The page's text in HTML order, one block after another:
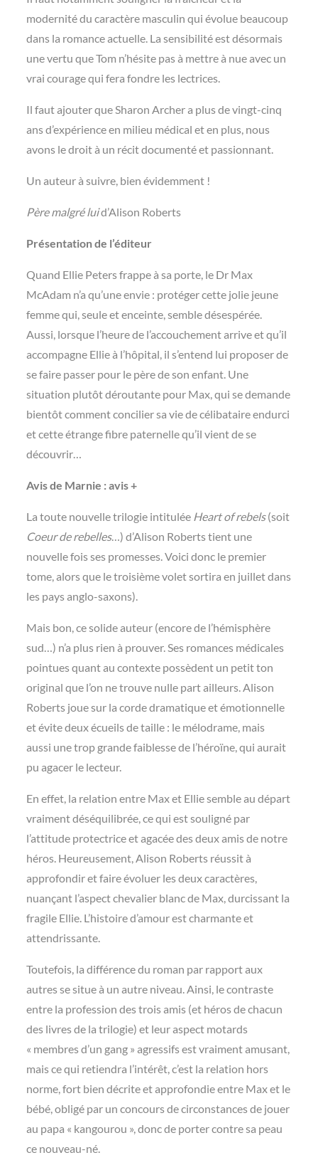
modernité du caractère masculin qui évolue beaucoup
dans la romance actuelle. La sensibilité est désormais
une vertu que Tom n’hésite pas à mettre à nue avec un
vrai courage qui fera fondre les lectrices.
Il faut ajouter que Sharon Archer a plus de vingt-cinq
ans d’expérience en milieu médical et en plus, nous
avons le droit à un récit documenté et passionnant.
Un auteur à suivre, bien évidemment !
Père malgré luid’Alison Roberts
Présentation de l’éditeur
Quand Ellie Peters frappe à sa porte, le Dr Max
McAdam n’a qu’une envie : protéger cette jolie jeune
femme qui, seule et enceinte, semble désespérée.
Aussi, lorsque l’heure de l’accouchement arrive et qu’il
accompagne Ellie à l’hôpital, il s’entend lui proposer de
se faire passer pour le père de son enfant. Une
situation plutôt déroutante pour Max, qui se demande
bientôt comment concilier sa vie de célibataire endurci
et cette étrange fibre paternelle qu’il vient de se
découvrir…
Avis de Marnie : avis +
La toute nouvelle trilogie intitulée Heart of rebels(soit
Coeur de rebelles…) d’Alison Roberts tient une
nouvelle fois ses promesses. Voici donc le premier
tome, alors que le troisième volet sortira en juillet dans
les pays anglo-saxons).
Mais bon, ce solide auteur (encore de l’hémisphère
sud…) n’a plus rien à prouver. Ses romances médicales
pointues quant au contexte possèdent un petit ton
original que l’on ne trouve nulle part ailleurs. Alison
Roberts joue sur la corde dramatique et émotionnelle
et évite deux écueils de taille : le mélodrame, mais
aussi une trop grande faiblesse de l’héroïne, qui aurait
pu agacer le lecteur.
En effet, la relation entre Max et Ellie semble au départ
vraiment déséquilibrée, ce qui est souligné par
l’attitude protectrice et agacée des deux amis de notre
héros. Heureusement, Alison Roberts réussit à
approfondir et faire évoluer les deux caractères,
nuançant l’aspect chevalier blanc de Max, durcissant la
fragile Ellie. L’histoire d’amour est charmante et
attendrissante.
Toutefois, la différence du roman par rapport aux
autres se situe à un autre niveau. Ainsi, le contraste
entre la profession des trois amis (et héros de chacun
des livres de la trilogie) et leur aspect motards
« membres d’un gang » agressifs est vraiment amusant,
mais ce qui retiendra l’intérêt, c’est la relation hors
norme, fort bien décrite et approfondie entre Max et le
bébé, obligé par un concours de circonstances de jouer
au papa « kangourou », donc de porter contre sa peau
ce nouveau-né.